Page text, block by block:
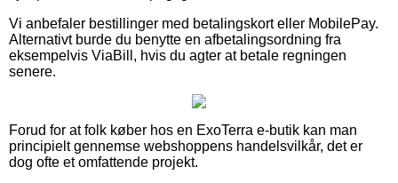
Vi anbefaler bestillinger med betalingskort eller MobilePay.
Alternativt burde du benytte en afbetalingsordning fra
eksempelvis ViaBill, hvis du agter at betale regningen
senere.
Forud for at folk køber hos en ExoTerra e-butik kan man
principielt gennemse webshoppens handelsvilkår, det er
dog ofte et omfattende projekt.